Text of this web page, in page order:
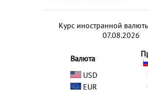
Курс иностранной
07.08.2026
Валюта
USD
EUR